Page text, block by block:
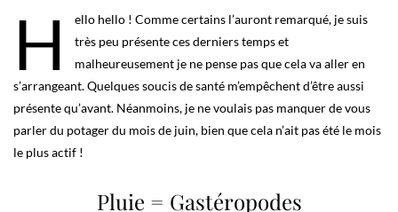
H
ello hello ! Comme certains l’auront remarqué, je suis
très peu présente ces derniers temps et
malheureusement je ne pense pas que cela va aller en
s’arrangeant. Quelques soucis de santé m’empêchent d’être aussi
présente qu’avant. Néanmoins, je ne voulais pas manquer de vous
parler du potager du mois de juin, bien que cela n’ait pas été le mois
le plus actif !
Pluie = Gastéropodes